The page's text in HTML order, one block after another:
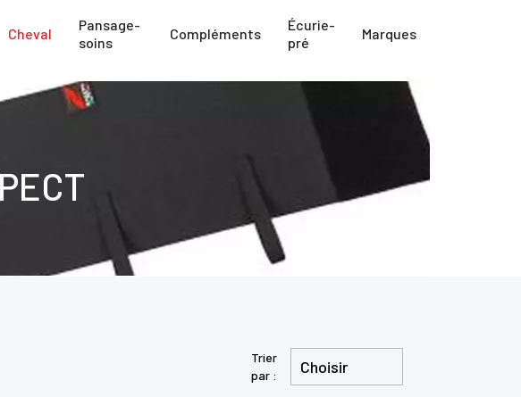
Cheval
Pansage-
soins
Compléments
Écurie-
pré
Marques
Trier
par :
Choisir